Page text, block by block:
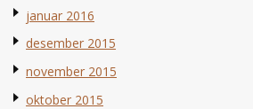
januar 2016
desember 2015
november 2015
oktober 2015